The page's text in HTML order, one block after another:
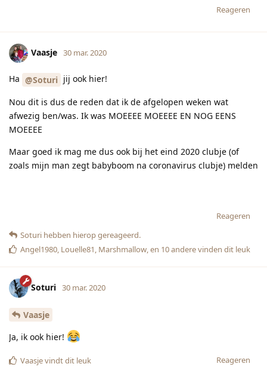
Reageren
Vaasje 30 mar. 2020
Ha @Soturi jij ook hier!
Nou dit is dus de reden dat ik de afgelopen weken wat
afwezig ben/was. Ik was MOEEEE MOEEEE EN NOG EENS
MOEEEE
Maar goed ik mag me dus ook bij het eind 2020 clubje (of
zoals mijn man zegt babyboom na coronavirus clubje) melden
Reageren
Soturi hebben hierop gereageerd.
Angel1980, Louelle81, Marshmallow, en 10anderevinden dit leuk
Soturi 30 mar. 2020
Vaasje
Ja, ik ook hier!
Reageren
Vaasjevindt dit leuk